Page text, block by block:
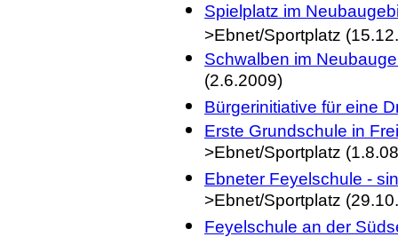
Spielplatz im
>Ebnet/Sportplatz
Schwalben im
(2.6.2009)
Bürgerinitiative für eine
Erste Grundschule in
>Ebnet/Sportplatz
Ebneter Feyelschule -
>Ebnet/Sportplatz
Feyelschule an der